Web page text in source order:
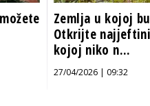
Zemlja u kojoj
Otkrijte
kojoj niko n...
27/04/2026 | 09:32